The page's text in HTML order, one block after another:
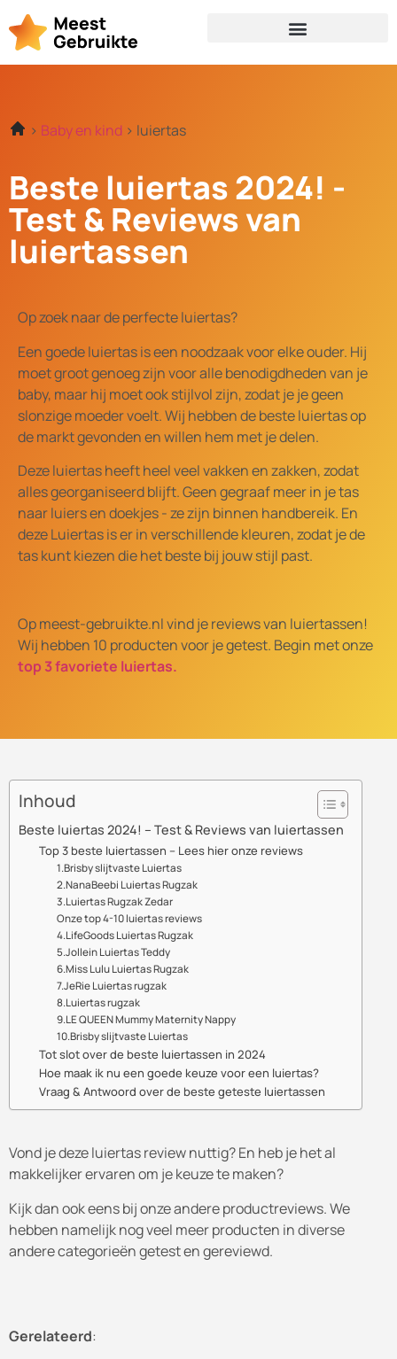
Baby en kind luiertas
Beste luiertas 2024! -
Test & Reviews van
luiertassen
Op zoek naar de perfecte luiertas?
Een goede luiertas is een noodzaak voor elke ouder. Hij
moet groot genoeg zijn voor alle benodigdheden van je
baby, maar hij moet ook stijlvol zijn, zodat je je geen
slonzige moeder voelt. Wij hebben de beste luiertas op
de markt gevonden en willen hem met je delen.
Deze luiertas heeft heel veel vakken en zakken, zodat
alles georganiseerd blijft. Geen gegraaf meer in je tas
naar luiers en doekjes - ze zijn binnen handbereik. En
deze Luiertas is er in verschillende kleuren, zodat je de
tas kunt kiezen die het beste bij jouw stijl past.
Op meest-gebruikte.nl vind je reviews van luiertassen!
Wij hebben 10 producten voor je getest. Begin met onze
top 3 favoriete luiertas.
Inhoud
Beste luiertas 2024! – Test & Reviews van luiertassen
Top 3 beste luiertassen – Lees hier onze reviews
1.Brisby slijtvaste Luiertas
2.NanaBeebi Luiertas Rugzak
3.Luiertas Rugzak Zedar
Onze top 4-10 luiertas reviews
4.LifeGoods Luiertas Rugzak
5.Jollein Luiertas Teddy
6.Miss Lulu Luiertas Rugzak
7.JeRie Luiertas rugzak
8.Luiertas rugzak
9.LE QUEEN Mummy Maternity Nappy
10.Brisby slijtvaste Luiertas
Tot slot over de beste luiertassen in 2024
Hoe maak ik nu een goede keuze voor een luiertas?
Vraag & Antwoord over de beste geteste luiertassen
Vond je deze luiertas review nuttig? En heb je het al
makkelijker ervaren om je keuze te maken?
Kijk dan ook eens bij onze andere productreviews. We
hebben namelijk nog veel meer producten in diverse
andere categorieën getest en gereviewd.
Gerelateerd: